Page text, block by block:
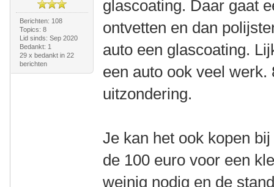
Berichten: 108
Topics: 8
Lid sinds: Sep 2020
Bedankt: 1
29 x bedankt in 22
berichten
glascoating. Daar gaat
ontvetten en dan
auto een glascoating.
een auto ook veel
uitzondering.
Je kan het ook kopen
de 100 euro voor een
weinig nodig en de